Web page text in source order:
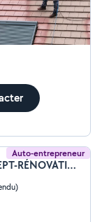
Auto-entrepreneur
Jefferson gonon (JG-CONCEPT-RÉNOVATION)